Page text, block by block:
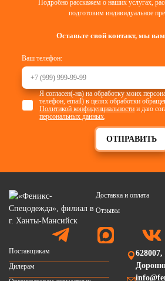
Подробно расскажем о наших услугах,
подготовим индивидуальное
Оставьте свой контакт, мы
Ваш телефон:
ОТПРАВИТЬ
Я согласен(-на) на обработку моих
телефон, email) в целях обработки
Политикой конфиденциальности и даю
персональных данных
Доставка и оплата
Отзывы
Поставщикам
Дилерам